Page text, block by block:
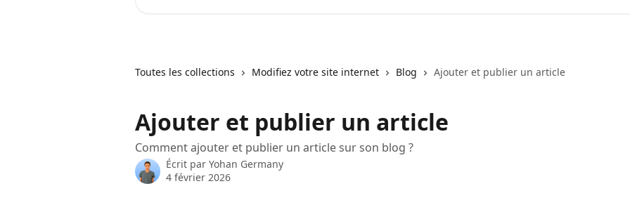
Toutes les collections Modifiez votre site internet Blog Ajouter et publier un article
Ajouter et publier un article
Comment ajouter et publier un article sur son blog ?
Écrit par Yohan Germany
4 février 2026